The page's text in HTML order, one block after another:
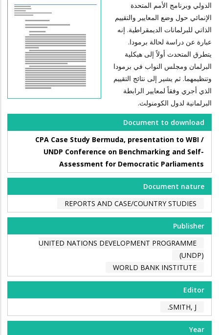
الدولي وبرنامج الأمم المتحدة
الإنمائي حول وضع المعايير والتقييم
الذاتي للبرلمانات الديمقراطية. إنه
عبارة عن دراسة لحالة برمودا.
يتطرق المتحدث أولاً إلى هيكلية
البرلمان ومجلس النواب في برمودا
وتنظيمهما. ثم يشير إلى نتائج التقييم
الذي أجري وفقاً لمعايير الرابطة
البرلمانية لدول الكومنولث.
Document to download
CPA Case Study Bermuda, presentation to WBI /
UNDP Conference on Benchmarking and Self-
Assessment for Democratic Parliaments
Document nature
REPORTS AND CASE/COUNTRY STUDIES
Publisher
UNITED NATIONS DEVELOPMENT PROGRAMME
(UNDP)
WORLD BANK INSTITUTE
Editor
SMITH, J.
Year